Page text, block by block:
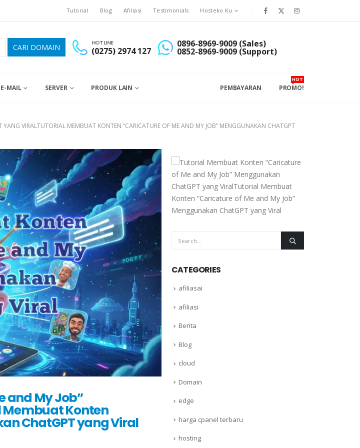
Tutorial Blog Afiliasi Testimonials Hosteko Ku
HOTLINE
(0275) 2974 127
0896-8969-9009 (Sales)
0852-8969-9009 (Support)
E-MAIL SERVER PRODUK LAIN PEMBAYARAN PROMO!
HOT
VIRALTUTORIAL MEMBUAT KONTEN “CARICATURE OF ME AND MY JOB” MENGGUNAKAN CHATGPT
and My Job”
Konten
ChatGPT yang Viral
CATEGORIES
afiliasai
afiliasi
Berita
Blog
cloud
Domain
edge
harga cpanel terbaru
hosting